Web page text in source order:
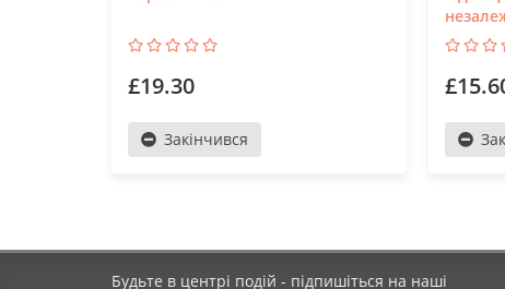
£19.30
Закінчився
Будьте в центрі подій - підпишіться на наші